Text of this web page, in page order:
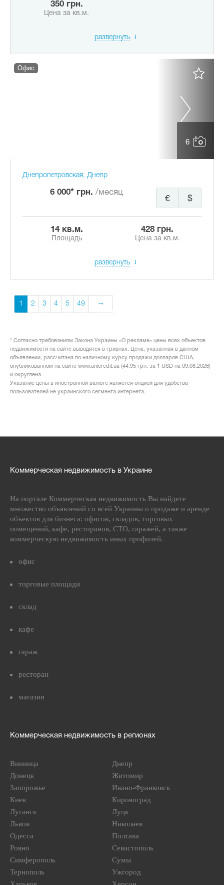
350 грн.
Цена за кв.м.
развернуть
6
Офис
Днепропетровская, Днепр
6 000* грн. /месяц
$
€
14 кв.м.
Площадь
428 грн.
Цена за кв.м.
развернуть
1 2 3 4 5 49
* Согласно требованиям Закона Украины «О рекламе» цены всех объектов
недвижимости на сайте выводятся в гривнах. Цена, указанная в данном
объявлении, рассчитана по наличному курсу продажи долларов США,
опубликованном на сайте www.unicredit.ua (44.95 грн. за 1 USD на 09.08.2026)
и округлена.
Указание цены в иностранной валюте является опцией для удобства
пользователей не украинского сегмента интернета.
Коммерческая недвижимость в Украине
На портале Коммерческая недвижимость Вы найдете
множество объявлений со всей Украины о продаже и аренде
объектов для бизнеса: офисов, складов, торговых
помещений, кафе, ресторанов, СТО, гаражей, а также
коммерческую недвижимость иных профилей.
офис
торговые площади
склад
кафе
гараж
ресторан
магазин
Коммерческая недвижимость в регионах
Винница
Днепр
Донецк
Житомир
Запорожье
Ивано-Франковск
Киев
Кировоград
Луганск
Луцк
Львов
Николаев
Одесса
Полтава
Ровно
Севастополь
Симферополь
Сумы
Тернополь
Ужгород